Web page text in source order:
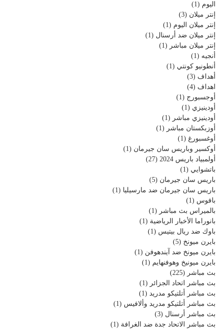
اليوم (1)
إنتر ميلان (3)
إنتر ميلان اليوم (1)
إنتر ميلان ضد أرسنال (1)
إنتر ميلان مباشر (1)
أنجيه (1)
أنطونيو كونتي (1)
أهداف (3)
اهداف (4)
أوجسبورج (1)
أودينيزي (1)
أودينيزي مباشر (1)
أوزبكستان مباشر (1)
أوغسبورغ (1)
أوكسير وباريس سان جيرمان (1)
أولمبياد باريس 2024
(27)
باتشوايي (1)
باريس سان جيرمان (5)
باريس سان جيرمان ضد مارسيليا (1)
بافوس (1)
بالميراس بث مباشر (1)
بانوراما الأخبار الرياضية (1)
باوك ضد ريال بيتيس (1)
بايرن ميونخ (5)
بايرن ميونخ ضد آيندهوفن (1)
بايرن ميونيخ وهوفنهايم (1)
بث مباشر (225)
بث مباشر اتحاد الجزائر (1)
بث مباشر أتلتيكو مدريد (1)
بث مباشر أتلتيكو مدريد وألافيس (1)
بث مباشر أرسنال (3)
بث مباشر الاتحاد جدة ضد الغرافة (1)